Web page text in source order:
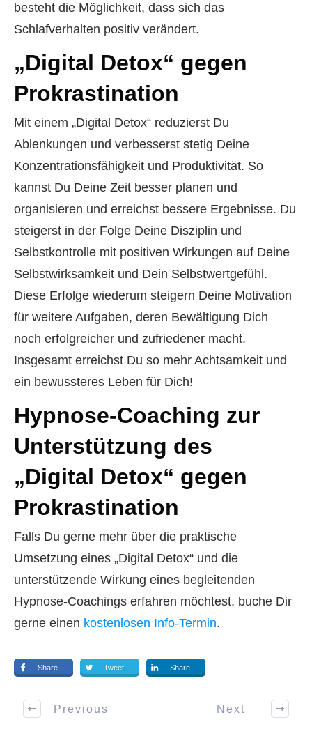
besteht die Möglichkeit, dass sich das
Schlafverhalten positiv verändert.
„Digital Detox“ gegen
Prokrastination
Mit einem „Digital Detox“ reduzierst Du
Ablenkungen und verbesserst stetig Deine
Konzentrationsfähigkeit und Produktivität. So
kannst Du Deine Zeit besser planen und
organisieren und erreichst bessere Ergebnisse. Du
steigerst in der Folge Deine Disziplin und
Selbstkontrolle mit positiven Wirkungen auf Deine
Selbstwirksamkeit und Dein Selbstwertgefühl.
Diese Erfolge wiederum steigern Deine Motivation
für weitere Aufgaben, deren Bewältigung Dich
noch erfolgreicher und zufriedener macht.
Insgesamt erreichst Du so mehr Achtsamkeit und
ein bewussteres Leben für Dich!
Hypnose-Coaching zur
Unterstützung des
„Digital Detox“ gegen
Prokrastination
Falls Du gerne mehr über die praktische
Umsetzung eines „Digital Detox“ und die
unterstützende Wirkung eines begleitenden
Hypnose-Coachings erfahren möchtest, buche Dir
gerne einen kostenlosen Info-Termin.
Share Tweet Share
Previous Next